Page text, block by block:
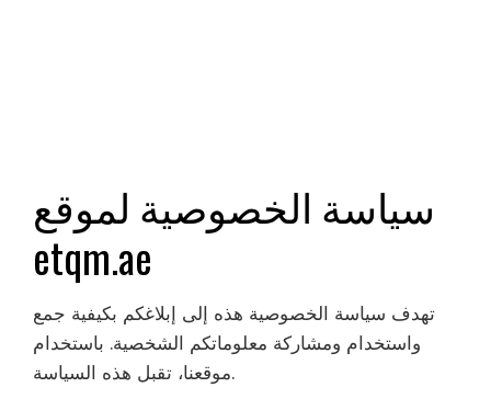
سياسة الخصوصية لموقع
etqm.ae
تهدف سياسة الخصوصية هذه إلى إبلاغكم بكيفية جمع
واستخدام ومشاركة معلوماتكم الشخصية. باستخدام
موقعنا، تقبل هذه السياسة.